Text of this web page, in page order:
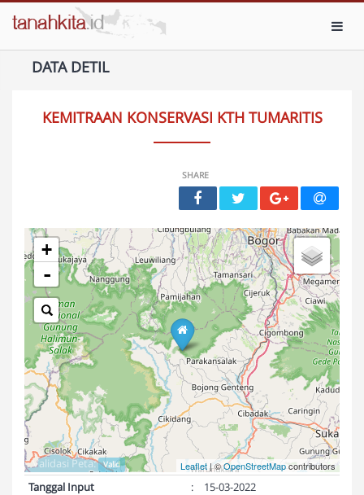
DATA DETIL
KEMITRAAN KONSERVASI KTH TUMARITIS
SHARE
+
-
Leaflet| ©OpenStreetMapcontributors
Validasi Peta: Valid
Tanggal Input :
15-03-2022